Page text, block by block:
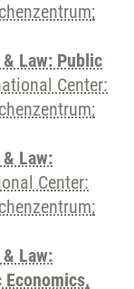
Law: Public
Center:
Law:
Center:
Law: